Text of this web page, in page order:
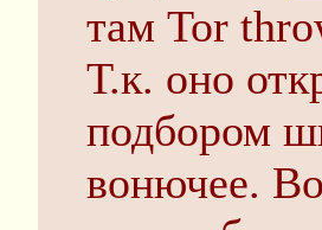
там Tor
Т.к. оно
подбором
вонючее.